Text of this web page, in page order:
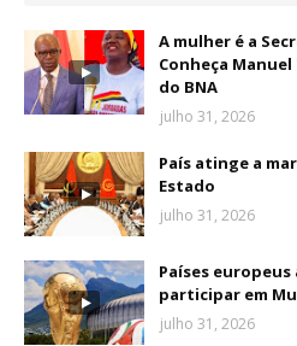
A mulher é a
Conheça
do BNA
julho 31, 2026
País atinge a
Estado
julho 31, 2026
Países
participar em
julho 31, 2026